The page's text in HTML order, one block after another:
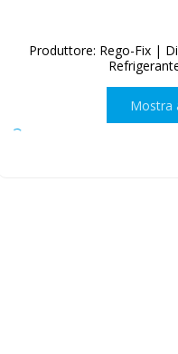
Produttore: Rego-Fix |
Mostra